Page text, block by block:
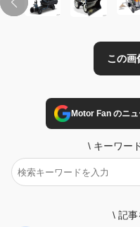
Motor Fan のニ
\ キーワー
\ 記事